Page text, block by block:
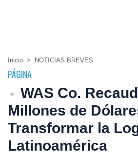
Inicio > NOTICIAS BREVES
PÁGINA
WAS Co.
Millones de
Transformar la
Latinoamérica